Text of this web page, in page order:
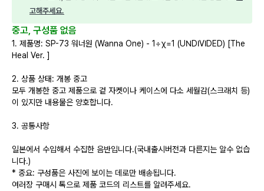
고해주세요.
중고, 구성품 없음
1. 제품명: SP-73 워너원 (Wanna One) - 1÷χ=1 (UNDIVIDED) [The
Heal Ver. ]
​2. 상품 상태: 개봉 중고
​모두 개봉한 중고 제품으로 겉 자켓이나 케이스에 다소 세월감(스크래치 등)
이 있지만 내용물은 양호합니다.
3. 공통사항
일본에서 수입해서 수집한 음반입니다.(국내출시버전과 다른지는 알수 없습
니다.)
* 중요: 구성품은 사진에 보이는 데로만 배송됩니다.
여러장 구매시 톡으로 제품 코드의 리스트를 알려주세요.